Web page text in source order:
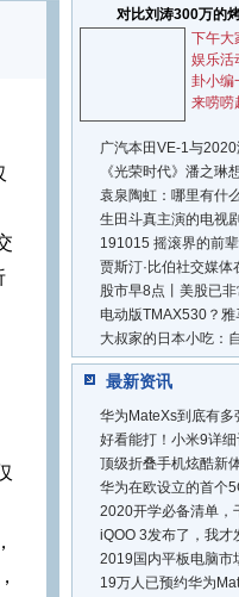
对比刘涛300万的
下午大
娱乐活
卦小编
来唠唠
广汽本田VE-1与2020
《光荣时代》潘之琳
袁泉陶虹：哪里有什
生田斗真主演的电视
191015 摇滚界的前
贾斯汀·比伯社交媒体
股市早8点丨美股已
电动版TMAX530？
大叔家的日本小吃：
最新资讯
华为MateXs到底有多
好看能打！小米9详
顶级折叠手机炫酷新
华为在欧设立的首个
2020开学必备清单，
iQOO 3发布了，我才
2019国内平板电脑市
19万人已预约华为